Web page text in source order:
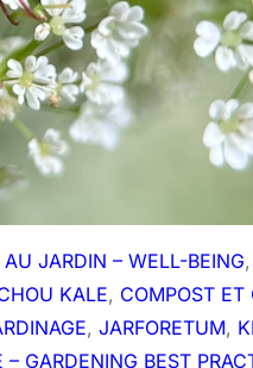
AU JARDIN – WELL-BEING,
KALE, COMPOST ET
, JARFORETUM,
GARDENING BEST